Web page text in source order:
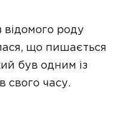
відомого роду
що пишається
був одним із
свого часу.